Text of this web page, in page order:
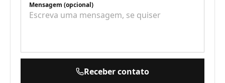
Mensagem (opcional)
Receber contato